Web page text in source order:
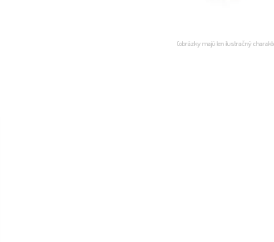
(obrázky majú len ilustračný